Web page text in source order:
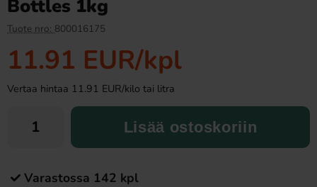
Bottles 1kg
Tuote nro: 800016175
11.91 EUR/kpl
Vertaa hintaa 11.91 EUR/kilo tai litra
Lisää ostoskoriin
Varastossa 142 kpl